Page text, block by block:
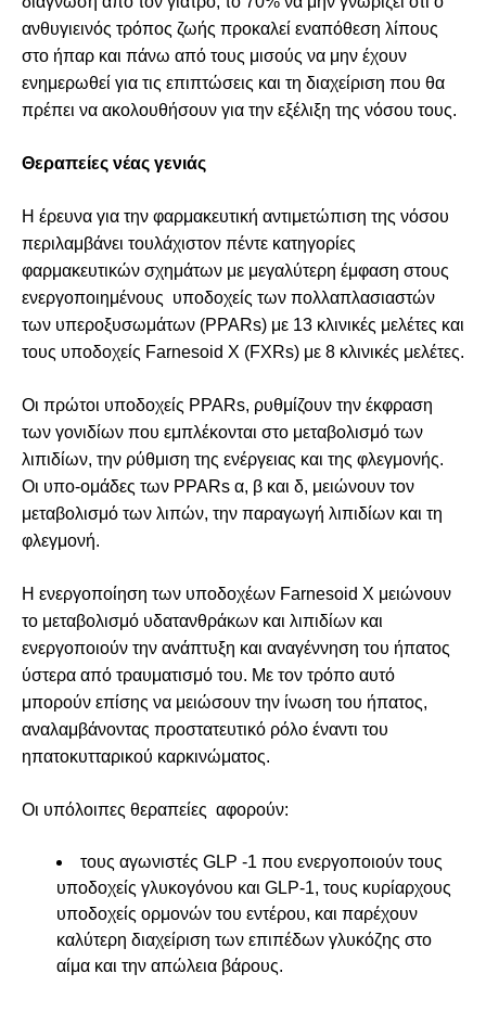
ανθυγιεινός τρόπος ζωής προκαλεί εναπόθεση λίπους
στο ήπαρ και πάνω από τους μισούς να μην έχουν
ενημερωθεί για τις επιπτώσεις και τη διαχείριση που θα
πρέπει να ακολουθήσουν για την εξέλιξη της νόσου τους.
Θεραπείες νέας γενιάς
Η έρευνα για την φαρμακευτική αντιμετώπιση της νόσου
περιλαμβάνει τουλάχιστον πέντε κατηγορίες
φαρμακευτικών σχημάτων με μεγαλύτερη έμφαση στους
ενεργοποιημένους υποδοχείς των πολλαπλασιαστών
των υπεροξυσωμάτων (PPARs) με 13 κλινικές μελέτες και
τους υποδοχείς Farnesoid X (FXRs) με 8 κλινικές μελέτες.
Οι πρώτοι υποδοχείς PPARs, ρυθμίζουν την έκφραση
των γονιδίων που εμπλέκονται στο μεταβολισμό των
λιπιδίων, την ρύθμιση της ενέργειας και της φλεγμονής.
Οι υπο-ομάδες των PPARs α, β και δ, μειώνουν τον
μεταβολισμό των λιπών, την παραγωγή λιπιδίων και τη
φλεγμονή.
Η ενεργοποίηση των υποδοχέων Farnesoid X μειώνουν
το μεταβολισμό υδατανθράκων και λιπιδίων και
ενεργοποιούν την ανάπτυξη και αναγέννηση του ήπατος
ύστερα από τραυματισμό του. Με τον τρόπο αυτό
μπορούν επίσης να μειώσουν την ίνωση του ήπατος,
αναλαμβάνοντας προστατευτικό ρόλο έναντι του
ηπατοκυτταρικού καρκινώματος.
Οι υπόλοιπες θεραπείες αφορούν:
τους αγωνιστές GLP -1 που ενεργοποιούν τους
υποδοχείς γλυκογόνου και GLP-1, τους κυρίαρχους
υποδοχείς ορμονών του εντέρου, και παρέχουν
καλύτερη διαχείριση των επιπέδων γλυκόζης στο
αίμα και την απώλεια βάρους.